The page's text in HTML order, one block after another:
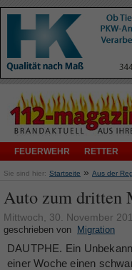
FEUERWEHR RETTER
Sie sind hier: Startseite » Aus der
Auto zum dritten
Mittwoch, 30. November
geschrieben von Migration
DAUTPHE. Ein
einer Woche einen